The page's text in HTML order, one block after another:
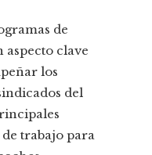
de
aspecto clave
los
del
trabajo para